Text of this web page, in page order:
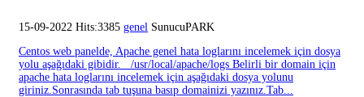
15-09-2022 Hits:3385 genel SunucuPARK
Centos web panelde, Apache genel hata loglarını incelemek için dosya
yolu aşağıdaki gibidir. /usr/local/apache/logs Belirli bir domain için
apache hata loglarını incelemek için aşağıdaki dosya yolunu
giriniz.Sonrasında tab tuşuna basıp domainizi yazınız.Tab...